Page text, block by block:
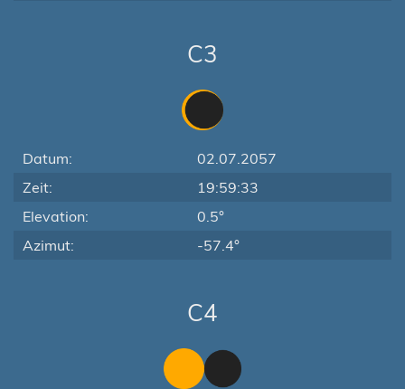
C3
Datum:
02.07.2057
Zeit:
19:59:33
Elevation:
0.5°
Azimut:
-57.4°
C4